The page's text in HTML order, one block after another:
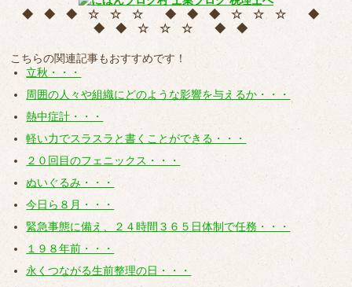
◆ ◆ ◆ ☆ ☆ ☆ ◆ ◆ ◆ ☆ ☆ ☆ ◆
◆ ◆ ☆ ☆ ☆ ◆ ◆
こちらの関連記事もおすすめです！
立秋・・・
周囲の人々や組織にどのような影響を与えるか・・・
熱中症計・・・
軽い力でスラスラと書くことができる・・・
２０回目のフェニックス・・・
ぬいぐるみ・・・
今日ら８月・・・
緊急事態に備え、２４時間３６５日体制で任務・・・
１９８年前・・・
永くつながる生前整理の日・・・